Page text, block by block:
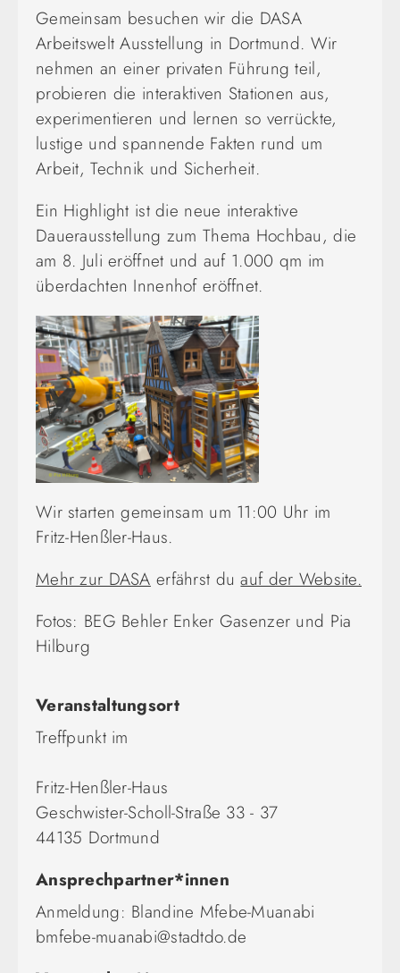
Gemeinsam besuchen wir die DASA
Arbeitswelt Ausstellung in Dortmund. Wir
nehmen an einer privaten Führung teil,
probieren die interaktiven Stationen aus,
experimentieren und lernen so verrückte,
lustige und spannende Fakten rund um
Arbeit, Technik und Sicherheit.
Ein Highlight ist die neue interaktive
Dauerausstellung zum Thema Hochbau, die
am 8. Juli eröffnet und auf 1.000 qm im
überdachten Innenhof eröffnet.
Wir starten gemeinsam um 11:00 Uhr im
Fritz-Henßler-Haus.
Mehr zur DASA erfährst duauf der Website.
Fotos: BEG Behler Enker Gasenzer und Pia
Hilburg
Veranstaltungsort
Treffpunkt im
Fritz-Henßler-Haus
Geschwister-Scholl-Straße 33 - 37
44135 Dortmund
Ansprechpartner*innen
Anmeldung: Blandine Mfebe-Muanabi
bmfebe-muanabi@stadtdo.de